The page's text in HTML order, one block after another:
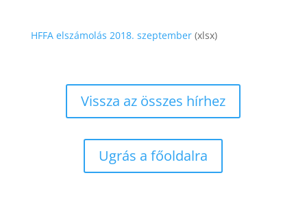
HFFA elszámolás 2018. szeptember(xlsx)
Vissza az összes hírhez
Ugrás a főoldalra